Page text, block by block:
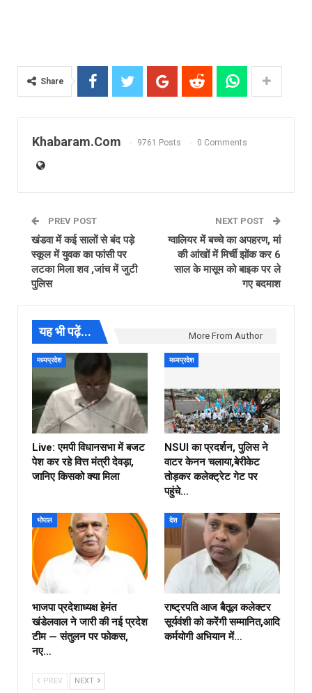
Share
Khabaram.Com 9761 Posts 0 Comments
PREV POST
खंडवा में कई सालों से बंद पड़े
स्कूल में युवक का फांसी पर
लटका मिला शव ,जांच में जुटी
पुलिस
NEXT POST
ग्वालियर में बच्चे का अपहरण, मां
की आंखों में मिर्ची झोंक कर 6
साल के मासूम को बाइक पर ले
गए बदमाश
यह भी पढ़ें... More From Author
मध्यप्रदेश
Live: एमपी विधानसभा में बजट
पेश कर रहे वित्त मंत्री देवड़ा,
जानिए किसको क्या मिला
मध्यप्रदेश
NSUI का प्रदर्शन, पुलिस ने
वाटर केनन चलाया,बेरीकेट
तोड़कर कलेक्ट्रेट गेट पर
पहुंचे…
भोपाल
भाजपा प्रदेशाध्यक्ष हेमंत
खंडेलवाल ने जारी की नई प्रदेश
टीम — संतुलन पर फोकस,
नए…
देश
राष्ट्रपति आज बैतूल कलेक्टर
सूर्यवंशी को करेंगी सम्मानित,आदि
कर्मयोगी अभियान में…
PREV NEXT